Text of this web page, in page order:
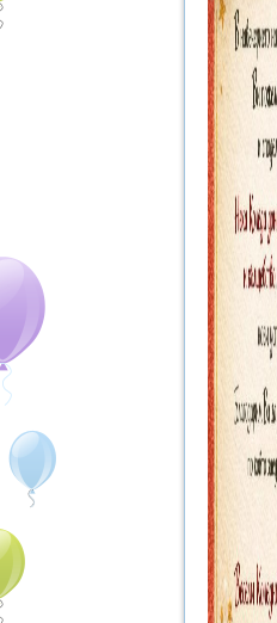
ПРИЕМ
АКТУАЛНА
СИСТЕМА ЗА
ЕЛЕКТРОННО
ОБЩИНА ВАРНА